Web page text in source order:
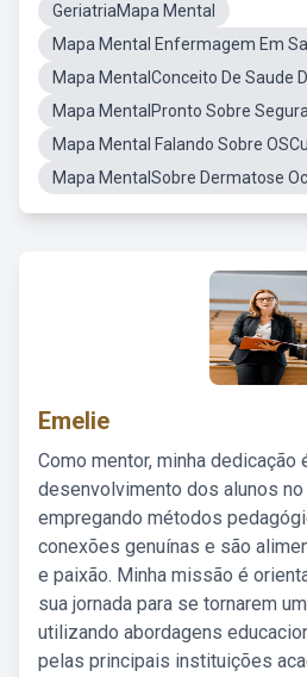
GeriatriaMapa Mental
Mapa Mental Enfermagem Em
Mapa MentalConceito De Saude
Mapa MentalPronto Sobre
Mapa Mental Falando Sobre
Mapa MentalSobre Dermatose
Emelie
Como mentor, minha dedicação
desenvolvimento dos alunos
empregando métodos
conexões genuínas e são
e paixão. Minha missão é
sua jornada para se tornarem
utilizando abordagens
pelas principais instituições